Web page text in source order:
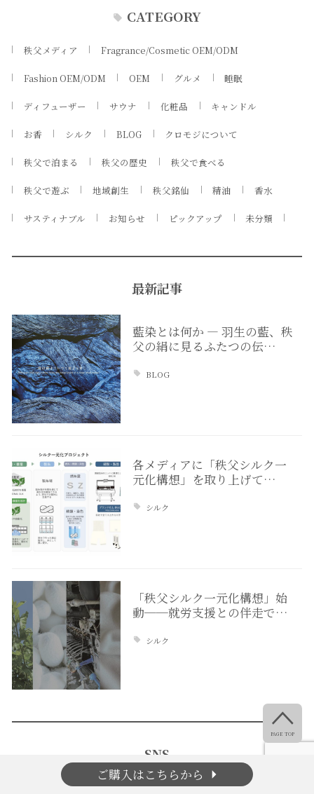
CATEGORY
秩父メディア Fragrance/Cosmetic OEM/ODM
Fashion OEM/ODM OEM グルメ 睡眠
ディフューザー サウナ 化粧品 キャンドル
お香 シルク BLOG クロモジについて
秩父で泊まる 秩父の歴史 秩父で食べる
秩父で遊ぶ 地域創生 秩父銘仙 精油 香水
サスティナブル お知らせ ピックアップ 未分類
最新記事
藍染とは何か ― 羽生の藍、秩
父の絹に見るふたつの伝…
BLOG
各メディアに「秩父シルク一
元化構想」を取り上げて…
シルク
「秩父シルク一元化構想」始
動──就労支援との伴走で…
シルク
SNS
ご購入はこちらから arrow_right

PAGE TOP